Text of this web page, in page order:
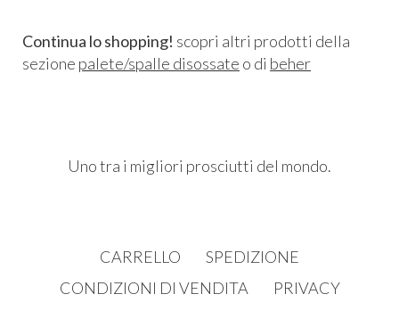
Continua lo shopping! scopri altri prodotti della
sezione palete/spalle disossate o di beher
Uno tra i migliori prosciutti del mondo.
CARRELLO
SPEDIZIONE
CONDIZIONI DI VENDITA
PRIVACY